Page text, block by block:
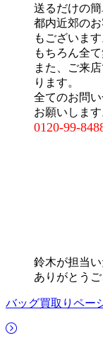
送るだけの簡
都内近郊の
もございます
もちろん全
また、ご来
ります。
全てのお問
お願いします
0120-99-
鈴木が担当い
ありがとうご
バッグ買取りペー